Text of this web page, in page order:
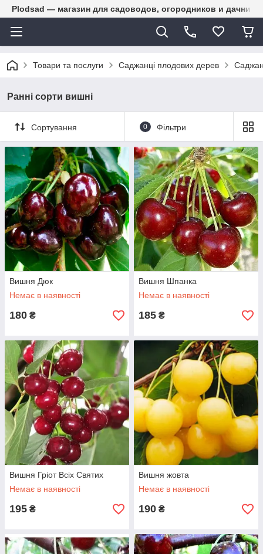
Plodsad — магазин для садоводов, огородников и
Товари та послуги Саджанці плодових дерев
Ранні сорти вишні
Сортування 0 Фільтри
Вишня Дюк
Немає в наявності
180 ₴
Вишня Шпанка
Немає в наявності
185 ₴
Вишня Гріот Всіх Святих
Немає в наявності
195 ₴
Вишня жовта
Немає в наявності
190 ₴